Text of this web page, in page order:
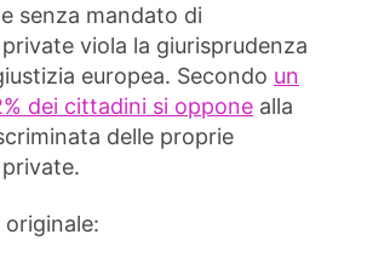
senza mandato di
viola la giurisprudenza
europea. Secondo un
dei cittadini si oppone alla
delle proprie
originale: